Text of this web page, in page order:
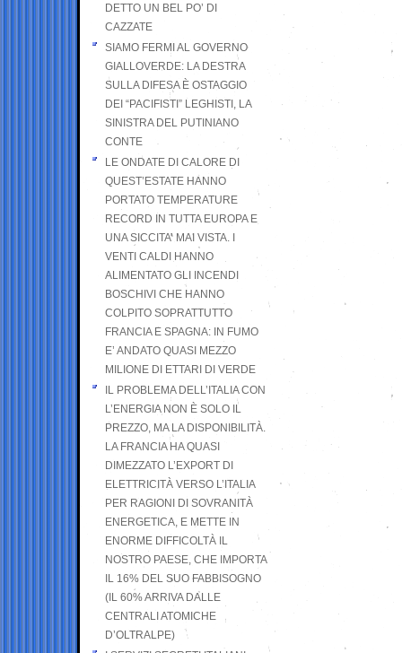
DETTO UN BEL PO’ DI
CAZZATE
SIAMO FERMI AL GOVERNO
GIALLOVERDE: LA DESTRA
SULLA DIFESA È OSTAGGIO
DEI “PACIFISTI” LEGHISTI, LA
SINISTRA DEL PUTINIANO
CONTE
LE ONDATE DI CALORE DI
QUEST’ESTATE HANNO
PORTATO TEMPERATURE
RECORD IN TUTTA EUROPA E
UNA SICCITA’ MAI VISTA. I
VENTI CALDI HANNO
ALIMENTATO GLI INCENDI
BOSCHIVI CHE HANNO
COLPITO SOPRATTUTTO
FRANCIA E SPAGNA: IN FUMO
E’ ANDATO QUASI MEZZO
MILIONE DI ETTARI DI VERDE
IL PROBLEMA DELL’ITALIA CON
L’ENERGIA NON È SOLO IL
PREZZO, MA LA DISPONIBILITÀ.
LA FRANCIA HA QUASI
DIMEZZATO L’EXPORT DI
ELETTRICITÀ VERSO L’ITALIA
PER RAGIONI DI SOVRANITÀ
ENERGETICA, E METTE IN
ENORME DIFFICOLTÀ IL
NOSTRO PAESE, CHE IMPORTA
IL 16% DEL SUO FABBISOGNO
(IL 60% ARRIVA DALLE
CENTRALI ATOMICHE
D’OLTRALPE)